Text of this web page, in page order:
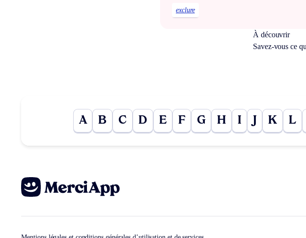
exclure
À découvrir
Savez-vous ce
A B C D E F G H I J K L